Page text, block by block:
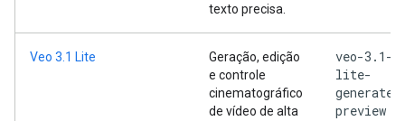
texto precisa.
Veo 3.1 Lite
Geração, edição
e controle
cinematográfico
de vídeo de alta
veo-3.1-
lite-
generate-
preview